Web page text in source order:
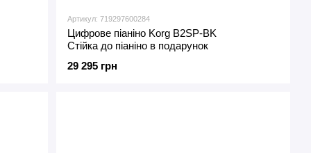
Артикул: 719297600284
Цифрове піаніно Korg B2SP-BK
Стійка до піаніно в подарунок
29 295 грн